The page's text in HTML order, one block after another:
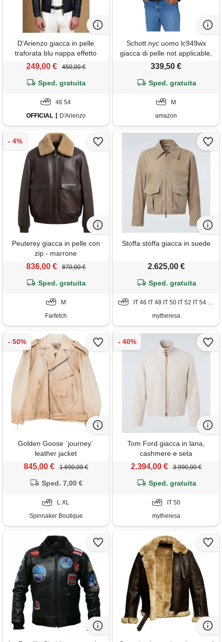
D'Arienzo giacca in pelle
traforata blu nappa effetto
liscio D'Arienzo
249,00 € 450,00 €
Sped. gratuita
46 54
OFFICIAL
D'Arienzo
Schott nyc uomo lc949wx
giacca di pelle not applicable,
nero, medium
339,50 €
Sped. gratuita
M
amazon
Peuterey giacca in pelle con
zip - marrone
836,00 € 870,00 €
Sped. gratuita
M
Farfetch
Stoffa stòffa giacca in suede
2.625,00 €
Sped. gratuita
IT 46 IT 48 IT 50 IT 52 IT 54 IT 56
mytheresa
Golden Goose `journey`
leather jacket
845,00 € 1.690,00 €
Sped. 7,00 €
L XL
Spinnaker Boutique
Tom Ford giacca in lana,
cashmere e seta
2.394,00 € 3.990,00 €
Sped. gratuita
IT 50
mytheresa